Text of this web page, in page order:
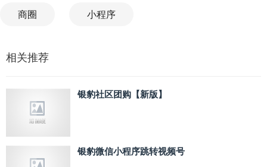
商圈 小程序
相关推荐
银豹社区团购【新版】
银豹微信小程序跳转视频号